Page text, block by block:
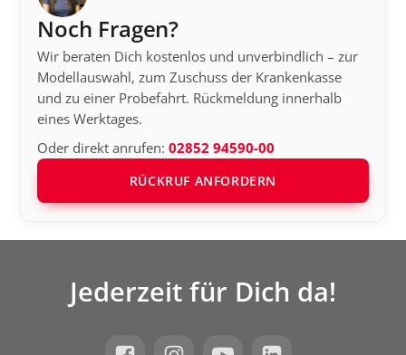
Noch Fragen?
Wir beraten Dich kostenlos und unverbindlich – zur
Modellauswahl, zum Zuschuss der Krankenkasse
und zu einer Probefahrt. Rückmeldung innerhalb
eines Werktages.
Oder direkt anrufen:02852 94590-00
RÜCKRUF ANFORDERN
Jederzeit für Dich da!